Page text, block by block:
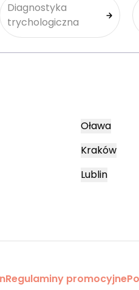
Diagnostyka
trychologiczna
Oława
Kraków
Lublin
Regulaminy promocyjne